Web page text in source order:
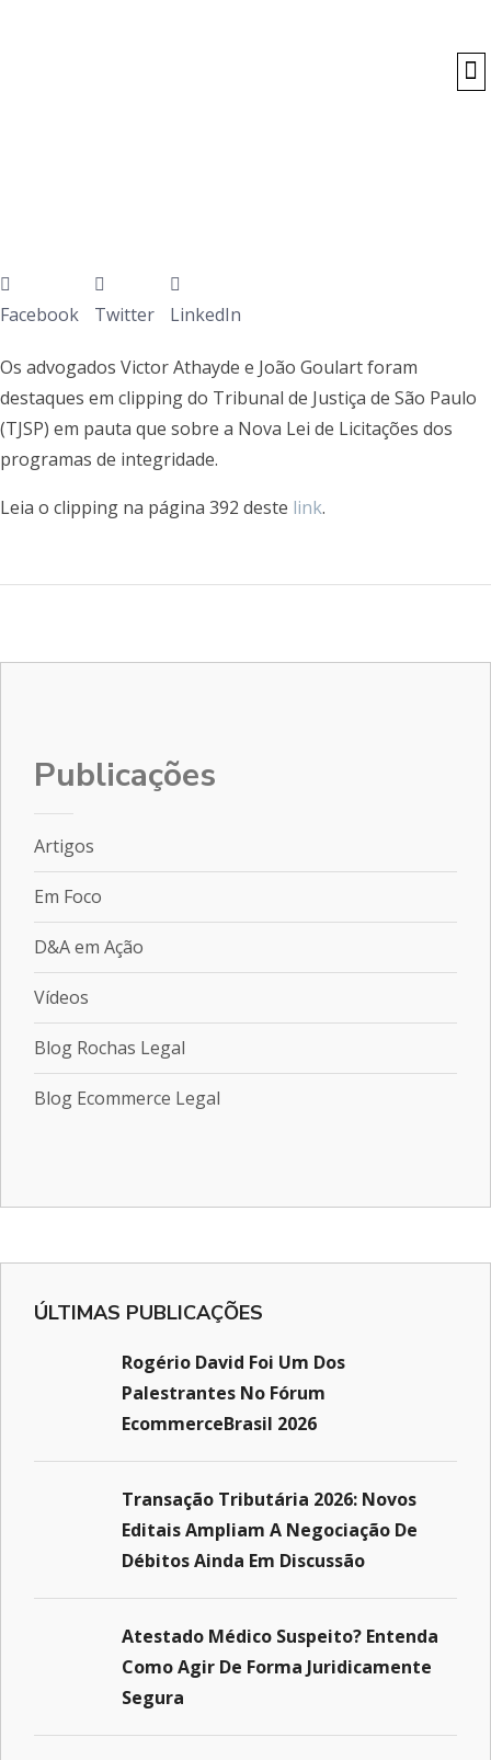
Facebook Twitter LinkedIn
Os advogados Victor Athayde e João Goulart foram
destaques em clipping do Tribunal de Justiça de São Paulo
(TJSP) em pauta que sobre a Nova Lei de Licitações dos
programas de integridade.
Leia o clipping na página 392 deste link.
Publicações
Artigos
Em Foco
D&A em Ação
Vídeos
Blog Rochas Legal
Blog Ecommerce Legal
ÚLTIMAS PUBLICAÇÕES
Rogério David Foi Um Dos
Palestrantes No Fórum
EcommerceBrasil 2026
Transação Tributária 2026: Novos
Editais Ampliam A Negociação De
Débitos Ainda Em Discussão
Atestado Médico Suspeito? Entenda
Como Agir De Forma Juridicamente
Segura